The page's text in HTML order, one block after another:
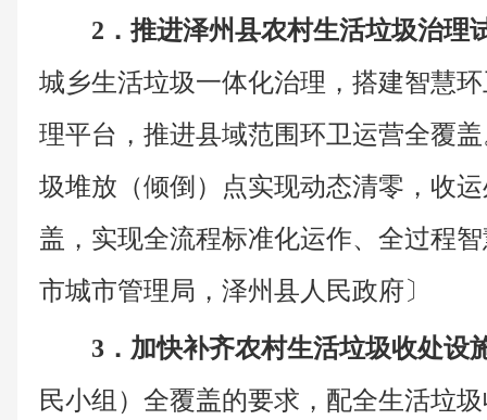
2．推进泽州县农村生活垃圾治理
城乡生活垃圾一体化治理，搭建智慧
理平台，推进县域范围环卫运营全覆
圾堆放（倾倒）点实现动态清零，收
盖，实现全流程标准化运作、全过程
市城市管理局，泽州县人民政府〕
3．加快补齐农村生活垃圾收处设
民小组）全覆盖的要求，配全生活垃